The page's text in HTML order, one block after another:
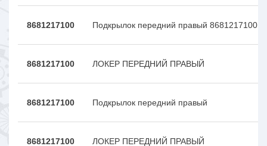
8681217100 Подкрылок передний правый 8681217100
8681217100 ЛОКЕР ПЕРЕДНИЙ ПРАВЫЙ
8681217100 Подкрылок передний правый
8681217100 ЛОКЕР ПЕРЕДНИЙ ПРАВЫЙ